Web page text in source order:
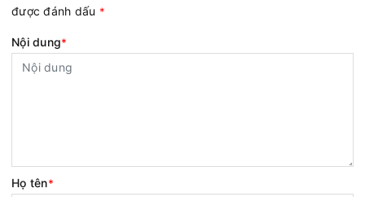
được đánh dấu *
Nội dung*
Họ tên*